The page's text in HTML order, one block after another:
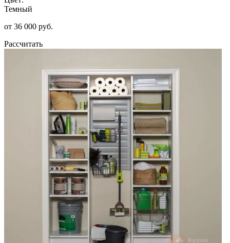
Темный
от 36 000 руб.
Рассчитать